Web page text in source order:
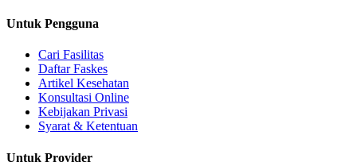
Untuk Pengguna
Cari Fasilitas
Daftar Faskes
Artikel Kesehatan
Konsultasi Online
Kebijakan Privasi
Syarat & Ketentuan
Untuk Provider